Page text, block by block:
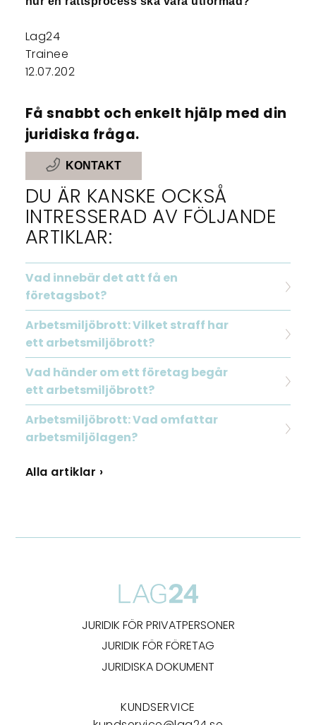
Lag24
Trainee
12.07.202
Få snabbt och enkelt hjälp med din
juridiska fråga.
KONTAKT
DU ÄR KANSKE OCKSÅ
INTRESSERAD AV FÖLJANDE
ARTIKLAR:
Vad innebär det att få en
företagsbot?
Arbetsmiljöbrott: Vilket straff har
ett arbetsmiljöbrott?
Vad händer om ett företag begår
ett arbetsmiljöbrott?
Arbetsmiljöbrott: Vad omfattar
arbetsmiljölagen?
Alla artiklar ›
JURIDIK FÖR PRIVATPERSONER
JURIDIK FÖR FÖRETAG
JURIDISKA DOKUMENT
KUNDSERVICE